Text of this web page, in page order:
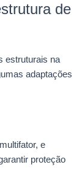
de
estruturais na
adaptações
e
proteção